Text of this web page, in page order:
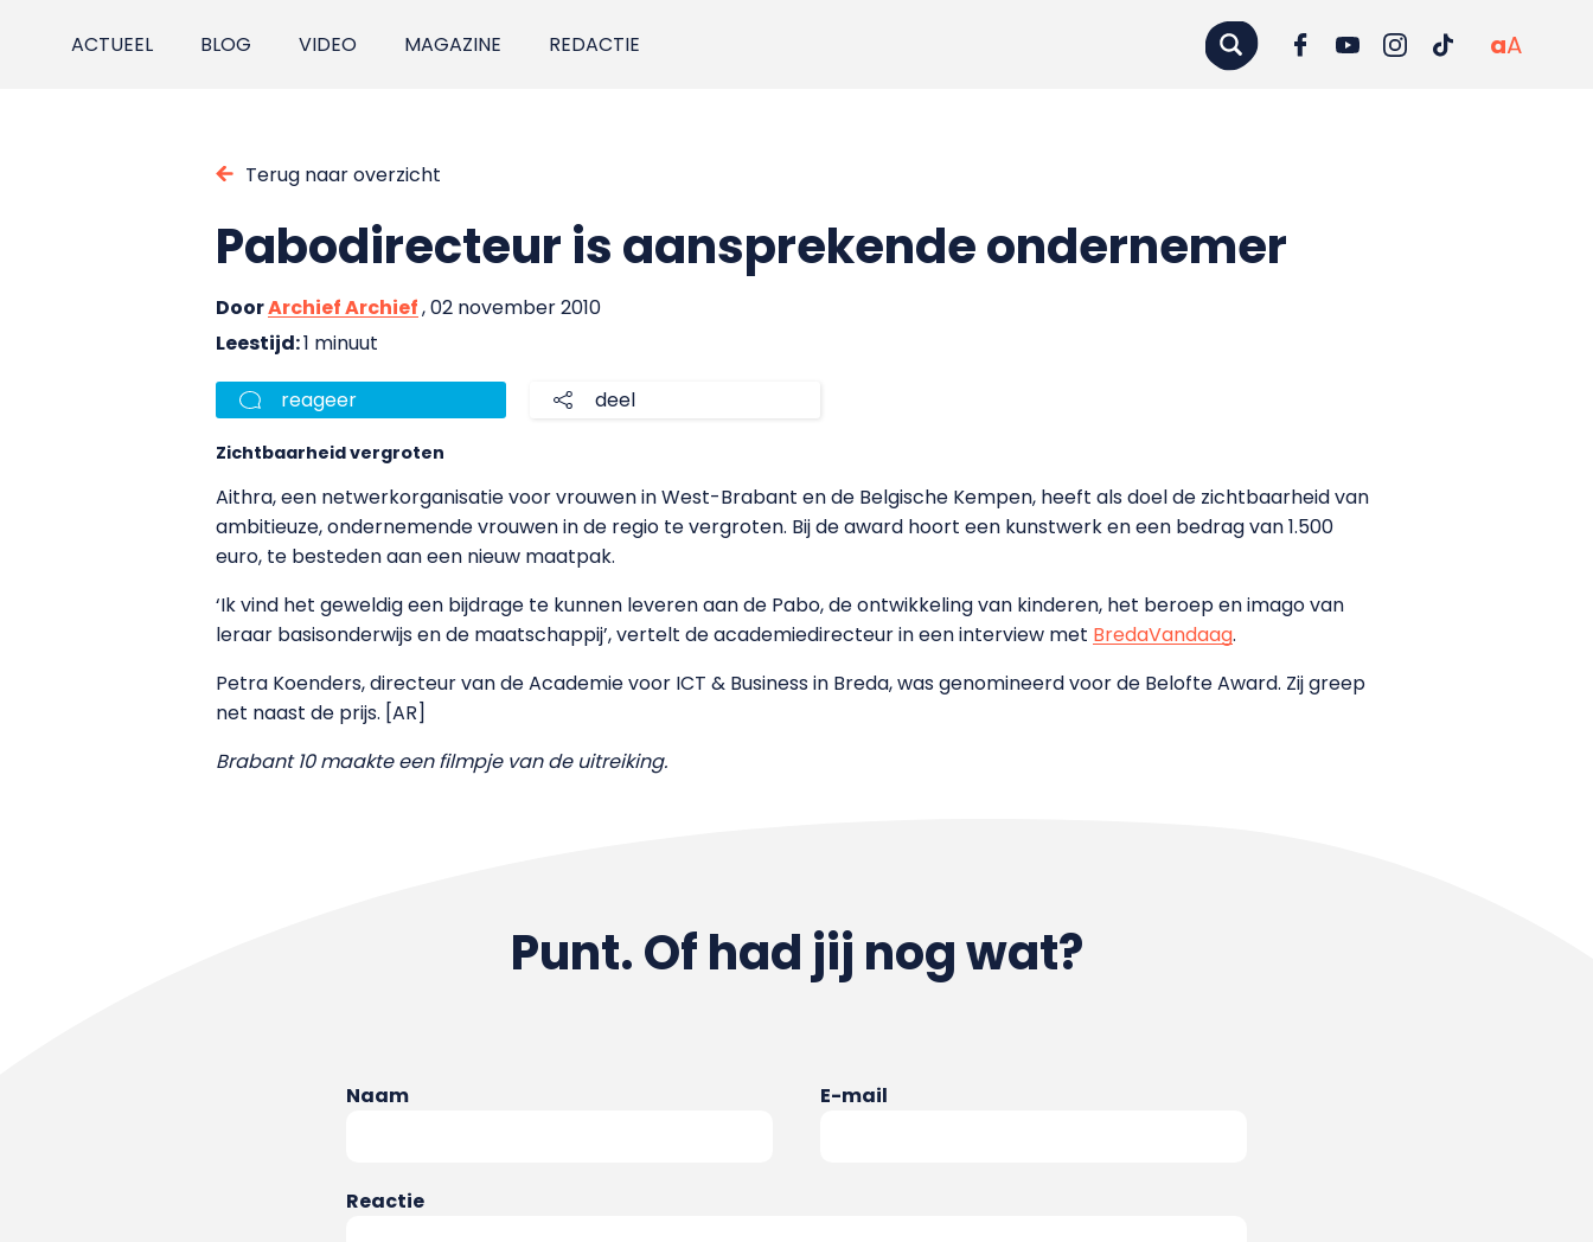
ACTUEEL BLOG VIDEO MAGAZINE REDACTIE aA
Terug naar overzicht
Pabodirecteur is aansprekende ondernemer
DoorArchief Archief, 02 november 2010
Leestijd:1 minuut
reageer deel
Zichtbaarheid vergroten
Aithra, een netwerkorganisatie voor vrouwen in West-Brabant en de Belgische Kempen, heeft als doel de zichtbaarheid van
ambitieuze, ondernemende vrouwen in de regio te vergroten. Bij de award hoort een kunstwerk en een bedrag van 1.500
euro, te besteden aan een nieuw maatpak.
‘Ik vind het geweldig een bijdrage te kunnen leveren aan de Pabo, de ontwikkeling van kinderen, het beroep en imago van
leraar basisonderwijs en de maatschappij’, vertelt de academiedirecteur in een interview met BredaVandaag.
Petra Koenders, directeur van de Academie voor ICT & Business in Breda, was genomineerd voor de Belofte Award. Zij greep
net naast de prijs. [AR]
Brabant 10 maakte een filmpje van de uitreiking.
Punt. Of had jij nog wat?
Naam E-mail
Reactie